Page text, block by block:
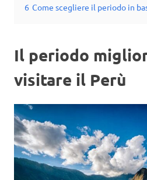
6 Come scegliere il periodo in
Il periodo
visitare il Perù